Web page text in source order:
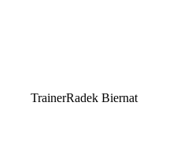
TrainerRadek Biernat